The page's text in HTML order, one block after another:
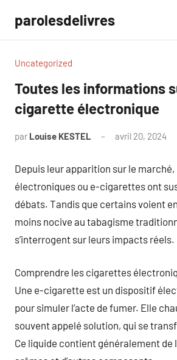
contenu
parolesdelivres
Uncategorized
Toutes les informations
cigarette électronique
par Louise KESTEL avril 20, 2024
Depuis leur apparition sur le
électroniques ou e-cigarettes ont
débats. Tandis que certains voient
moins nocive au tabagisme
s’interrogent sur leurs impacts réels.
Comprendre les cigarettes
Une e-cigarette est un dispositif
pour simuler l’acte de fumer. Elle
souvent appelé solution, qui se
Ce liquide contient généralement de